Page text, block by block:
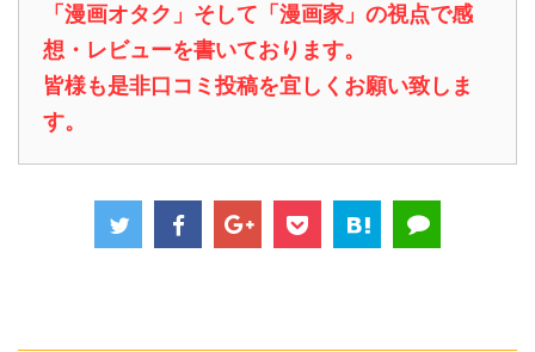
「漫画オタク」そして「漫画家」の視点で感
想・レビューを書いております。
皆様も是非口コミ投稿を宜しくお願い致しま
す。